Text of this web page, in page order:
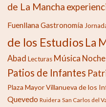
de La Mancha
FuenllanaGastronomía
de los EstudiosLa
Abad Lecturas Música
Patios de Infantes
Plaza Mayor Villanueva de los
Quevedo Ruidera San Carlos del